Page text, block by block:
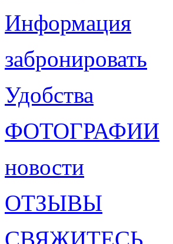
Информация
забронировать
Удобства
ФОТОГРАФИИ
новости
ОТЗЫВЫ